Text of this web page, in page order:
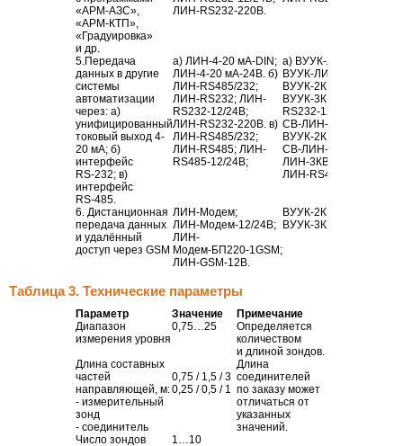
«АРМ-АЗС»,
«АРМ-КТП»,
«Градуировка»
и др.
ЛИН-RS232-220В.
5.Передача
данных в другие
системы
автоматизации
через: a)
унифицированный
токовый выход 4-
20 мА; б)
интерфейс
RS-232; в)
интерфейс
RS-485.
а) ЛИН-4-20 мА-DIN ;
ЛИН-4-20 мА-24В. б)
ЛИН-RS485/232;
ЛИН-RS232; ЛИН-
RS232-12/24В;
ЛИН-RS232-220В. в)
ЛИН-RS485/232;
ЛИН-RS485; ЛИН-
RS485-12/24В;
а) ВУУК-ЛИН-4-20
ВУУК-ЛИН-4-20
ВУУК-2КВ-
ВУУК-3КВ-СВ-ЛИН-
RS232-12
СВ-ЛИН-RS232-220В
ВУУК-2КВ-
СВ-ЛИН-RS485Modbus
ЛИН-3КВ-СВ-
ЛИН-RS485Modbus-12
6. Дистанционная
передача данных
и удалённый
доступ через GSM
ЛИН-Модем;
ЛИН-Модем-12/24В;
ЛИН-
Модем-БП220-1GSM ;
ЛИН-GSM-12В.
ВУУК-2КВ-
ВУУК-3КВ-
Таблица 3. Технические параметры
Параметр Значение
Примечание
Диапазон
измерения уровня
0,75…25
Определяется
количеством
и длиной зондов.
Длина составных
частей
направляющей, м:
- измерительный
зонд
- соединитель
0,75 / 1,5 / 3
0,25 / 0,5 / 1
Длина
соединителей
по заказу может
отличаться от
указанных
значений.
Число зондов
1…10